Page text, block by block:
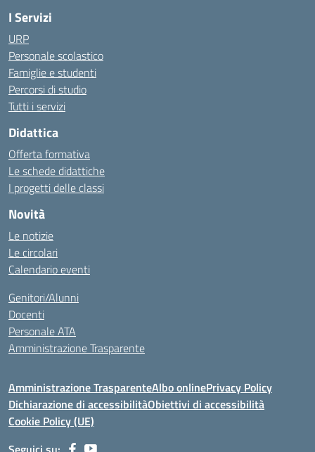
I Servizi
URP
Personale scolastico
Famiglie e studenti
Percorsi di studio
Tutti i servizi
Didattica
Offerta formativa
Le schede didattiche
I progetti delle classi
Novità
Le notizie
Le circolari
Calendario eventi
Genitori/Alunni
Docenti
Personale ATA
Amministrazione Trasparente
Amministrazione TrasparenteAlbo onlinePrivacy Policy
Dichiarazione di accessibilitàObiettivi di accessibilità
Cookie Policy (UE)